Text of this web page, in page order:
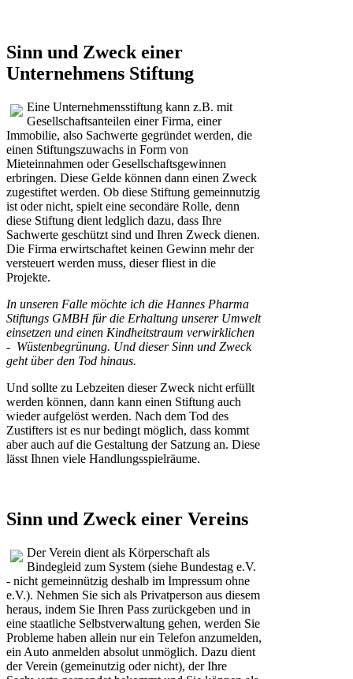
Sinn und Zweck einer
Unternehmens Stiftung
Eine Unternehmensstiftung kann z.B. mit
Gesellschaftsanteilen einer Firma, einer
Immobilie, also Sachwerte gegründet werden, die
einen Stiftungszuwachs in Form von
Mieteinnahmen oder Gesellschaftsgewinnen
erbringen. Diese Gelde können dann einen Zweck
zugestiftet werden. Ob diese Stiftung gemeinnutzig
ist oder nicht, spielt eine secondäre Rolle, denn
diese Stiftung dient ledglich dazu, dass Ihre
Sachwerte geschützt sind und Ihren Zweck dienen.
Die Firma erwirtschaftet keinen Gewinn mehr der
versteuert werden muss, dieser fliest in die
Projekte.
In unseren Falle möchte ich die Hannes Pharma
Stiftungs GMBH für die Erhaltung unserer Umwelt
einsetzen und einen Kindheitstraum verwirklichen
- Wüstenbegrünung. Und dieser Sinn und Zweck
geht über den Tod hinaus.
Und sollte zu Lebzeiten dieser Zweck nicht erfüllt
werden können, dann kann einen Stiftung auch
wieder aufgelöst werden. Nach dem Tod des
Zustifters ist es nur bedingt möglich, dass kommt
aber auch auf die Gestaltung der Satzung an. Diese
lässt Ihnen viele Handlungsspielräume.
Sinn und Zweck einer Vereins
Der Verein dient als Körperschaft als
Bindegleid zum System (siehe Bundestag e.V.
- nicht gemeinnützig deshalb im Impressum ohne
e.V.). Nehmen Sie sich als Privatperson aus diesem
heraus, indem Sie Ihren Pass zurückgeben und in
eine staatliche Selbstverwaltung gehen, werden Sie
Probleme haben allein nur ein Telefon anzumelden,
ein Auto anmelden absolut unmöglich. Dazu dient
der Verein (gemeinutzig oder nicht), der Ihre